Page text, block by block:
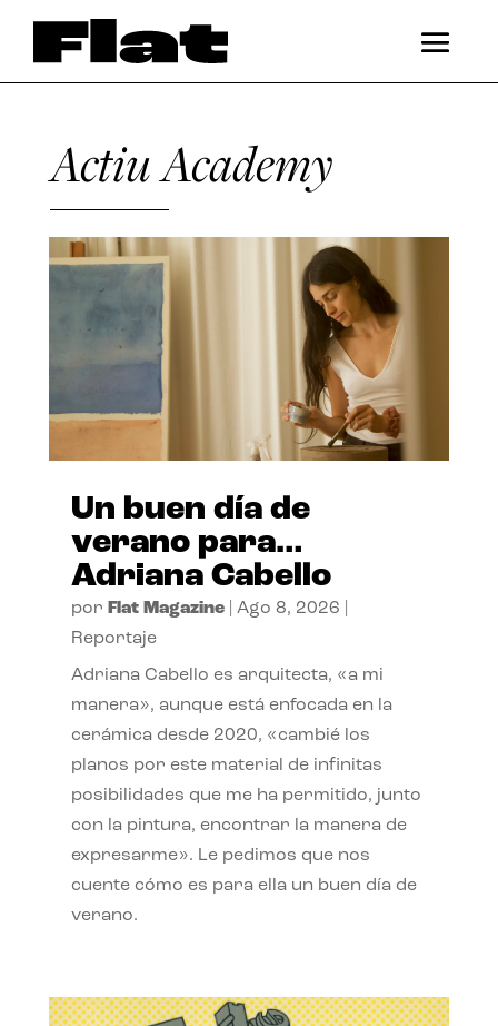
Actiu Academy
Un buen día de
verano para…
Adriana Cabello
por Flat Magazine| Ago 8, 2026
Reportaje
Adriana Cabello es arquitecta, «a mi
manera», aunque está enfocada en la
cerámica desde 2020, «cambié los
planos por este material de infinitas
posibilidades que me ha permitido, junto
con la pintura, encontrar la manera de
expresarme». Le pedimos que nos
cuente cómo es para ella un buen día de
verano.